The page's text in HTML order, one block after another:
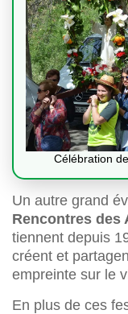
Célébration
Un autre grand
Rencontres des
tiennent depuis
créent et
empreinte sur le
En plus de ces